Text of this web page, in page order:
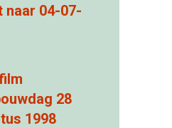
naar 04-07-
28
1998